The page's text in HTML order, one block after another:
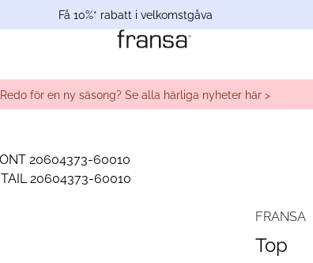
Få 10%* rabatt i velkomstgåva
Redo för en ny säsong? Se alla härliga nyheter här >
FRANSA
Top